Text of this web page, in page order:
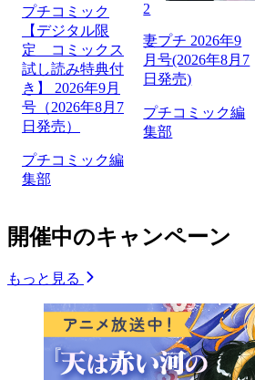
プチコミック
【デジタル限
定 コミックス
試し読み特典付
き】 2026年9月
号（2026年8月7
日発売）
プチコミック編
集部
2
妻プチ 2026年9
月号(2026年8月7
日発売)
プチコミック編
集部
開催中のキャンペーン
もっと見る